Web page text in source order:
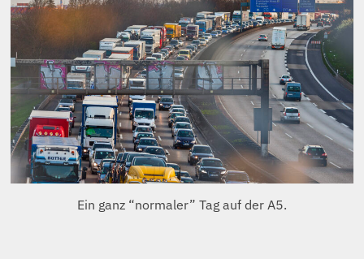
Ein ganz “normaler” Tag auf der A5.